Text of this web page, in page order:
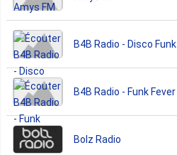
B4B Radio - Disco Funk
B4B Radio - Funk Fever
Bolz Radio